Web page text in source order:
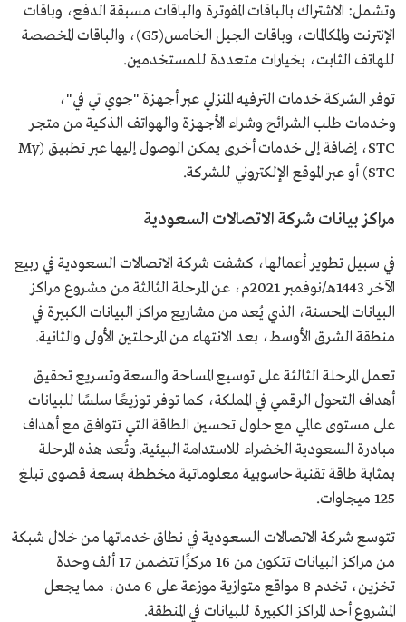
وتشمل: الاشتراك بالباقات المفوترة والباقات مسبقة الدفع، وباقات
الإنترنت والمكالمات، وباقات الجيل الخامس(G5)، والباقات المخصصة
للهاتف الثابت، بخيارات متعددة للمستخدمين.
توفر الشركة خدمات الترفيه المنزلي عبر أجهزة "جوي تي في"،
وخدمات طلب الشرائح وشراء الأجهزة والهواتف الذكية من متجر
STC، إضافة إلى خدمات أخرى يمكن الوصول إليها عبر تطبيق (My
STC) أو عبر الموقع الإلكتروني للشركة.
مراكز بيانات شركة الاتصالات السعودية
في سبيل تطوير أعمالها، كشفت شركة الاتصالات السعودية في ربيع
الآخر 1443هـ/نوفمبر 2021م، عن المرحلة الثالثة من مشروع مراكز
البيانات المحسنة، الذي يُعد من مشاريع مراكز البيانات الكبيرة في
منطقة الشرق الأوسط، بعد الانتهاء من المرحلتين الأولى والثانية.
تعمل المرحلة الثالثة على توسيع المساحة والسعة وتسريع تحقيق
أهداف التحول الرقمي في المملكة، كما توفر توزيعًا سلسًا للبيانات
على مستوى عالمي مع حلول تحسين الطاقة التي تتوافق مع أهداف
مبادرة السعودية الخضراء للاستدامة البيئية. وتُعد هذه المرحلة
بمثابة طاقة تقنية حاسوبية معلوماتية مخططة بسعة قصوى تبلغ
125 ميجاوات.
تتوسع شركة الاتصالات السعودية في نطاق خدماتها من خلال شبكة
من مراكز البيانات تتكون من 16 مركزًا تتضمن 17 ألف وحدة
تخزين، تخدم 8 مواقع متوازية موزعة على 6 مدن، مما يجعل
المشروع أحد المراكز الكبيرة للبيانات في المنطقة.